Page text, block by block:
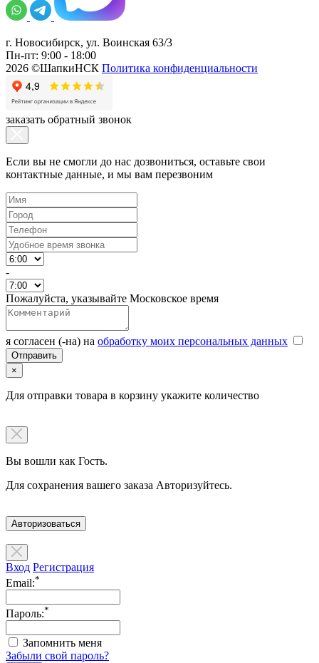
г. Новосибирск, ул. Воинская 63/3
Пн-пт: 9:00 - 18:00
2026 ©ШапкиНСК Политика конфиденциальности
заказать обратный звонок
Если вы не смогли до нас дозвониться, оставьте свои
контактные данные, и мы вам перезвоним
-
Пожалуйста, указывайте Московское время
я согласен (-на) на обработку моих персональных данных
×
Для отправки товара в корзину укажите количество
Вы вошли как Гость.
Для сохранения вашего заказа Авторизуйтесь.
Авторизоваться
Вход Регистрация
Email:*
Пароль:*
Запомнить меня
Забыли свой пароль?